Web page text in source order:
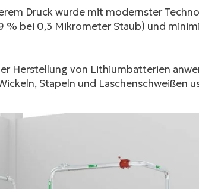
Druck wurde mit modernster
bei 0,3 Mikrometer Staub) und
Herstellung von Lithiumbatterien
Stapeln und Laschenschweißen